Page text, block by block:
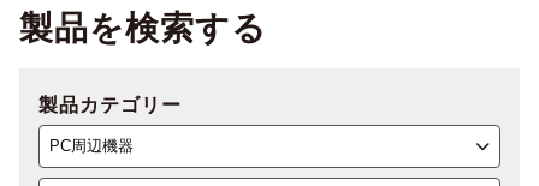
製品を検索する
製品カテゴリー